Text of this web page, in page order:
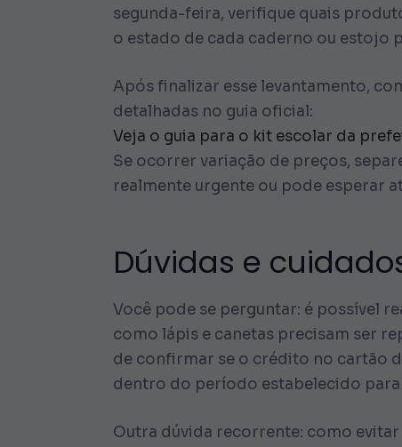
segunda-feira, verifique quais
o estado de cada caderno ou estojo
Após finalizar esse levantamento,
detalhadas no guia oficial:
Veja o guia para o kit escolar da
Se ocorrer variação de preços,
realmente urgente ou pode esperar
Dúvidas e
Você pode se perguntar: é possível
como lápis e canetas precisam ser
de confirmar se o crédito no cartão
dentro do período estabelecido
Outra dúvida recorrente: como